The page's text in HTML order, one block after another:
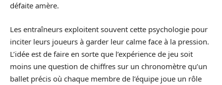
défaite amère.
Les entraîneurs exploitent souvent cette psychologie pour
inciter leurs joueurs à garder leur calme face à la pression.
L’idée est de faire en sorte que l’expérience de jeu soit
moins une question de chiffres sur un chronomètre qu’un
ballet précis où chaque membre de l’équipe joue un rôle